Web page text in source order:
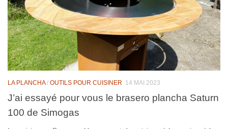
LA PLANCHA/ OUTILS POUR CUISINER 14 MAI 2023
J’ai essayé pour vous le brasero plancha Saturn
100 de Simogas